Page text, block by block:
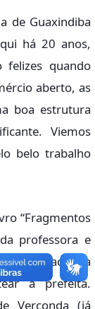
de Guaxindiba
há 20 anos,
felizes quando
aberto, as
boa estrutura
Viemos
belo trabalho
“Fragmentos
professora e
da Academia
a prefeita.
Verconda (já